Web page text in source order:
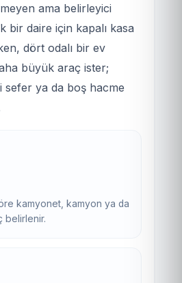
ama belirleyici
bir daire için kapalı kasa
dört odalı bir ev
büyük araç ister;
sefer ya da boş hacme
kamyonet, kamyon ya da
belirlenir.